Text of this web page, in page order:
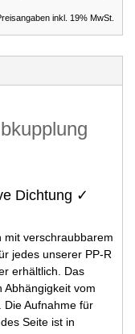
inkl. 19% MwSt.
Dichtung ✓
mit verschraubbarem
jedes unserer PP-R
erhältlich. Das
Abhängigkeit vom
Die Aufnahme für
Seite ist in